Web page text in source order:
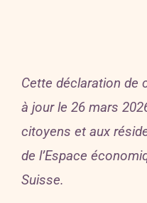
Cette déclaration de
à jour le 26 mars
citoyens et aux
de l’Espace
Suisse.